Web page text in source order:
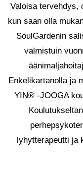
Valoisa tervehdys,
kun saan olla
SoulGardenin
valmistuin
Enkelikartanolla ja
YIN® -JOOGA
lyhytterapeutti ja